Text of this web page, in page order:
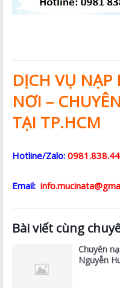
DỊCH VỤ
NƠI –
TẠI TP.HCM
Hotline/Zalo:
Email:
Bài viết cùng
Chuyên
Nguyễn